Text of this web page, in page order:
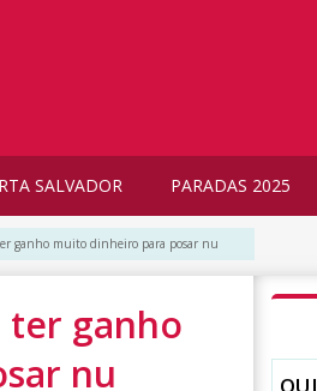
SALVADOR PARADAS 2025
ganho muito dinheiro para posar nu
ter ganho
nu